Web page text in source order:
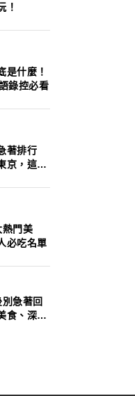
！
是什麼！
錄控必看
著排行
京，這10
熱門美
必吃名單
急著回
食、深夜